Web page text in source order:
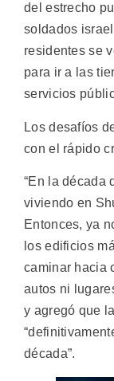
del estrecho
soldados
residentes se
para ir a las
servicios
Los desafíos
con el rápido
“En la década
viviendo en
Entonces, ya
los edificios
caminar hacia
autos ni
y agregó que
década”.